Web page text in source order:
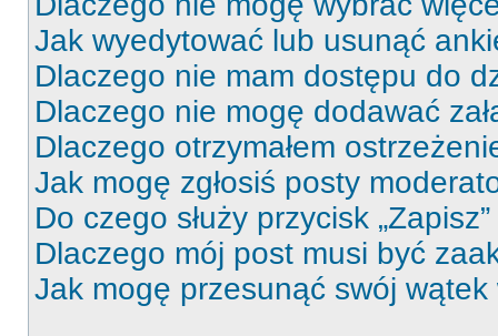
Jak wyedytować lub usunąć
Dlaczego nie mam dostępu do
Dlaczego nie mogę dodawać
Dlaczego otrzymałem
Jak mogę zgłosiś posty
Do czego służy przycisk
Dlaczego mój post musi być
Jak mogę przesunąć swój wątek